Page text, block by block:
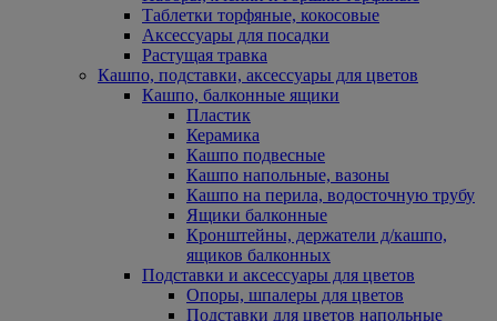
Таблетки торфяные, кокосовые
Аксессуары для посадки
Растущая травка
Кашпо, подставки, аксессуары для цветов
Кашпо, балконные ящики
Пластик
Керамика
Кашпо подвесные
Кашпо напольные, вазоны
Кашпо на перила, водосточную трубу
Ящики балконные
Кронштейны, держатели д/кашпо,
ящиков балконных
Подставки и аксессуары для цветов
Опоры, шпалеры для цветов
Подставки для цветов напольные